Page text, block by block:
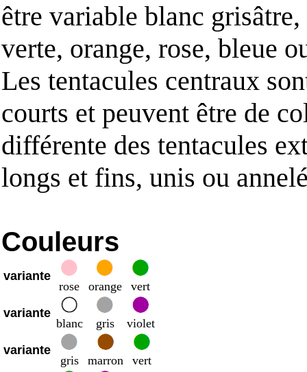
être variable blanc grisâtre,
verte, orange, rose, bleue
Les tentacules centraux
courts et peuvent être de
différente des tentacules
longs et fins, unis ou
Couleurs
variante
rose orange
vert
variante
blanc gris
violet
variante
gris marron
vert